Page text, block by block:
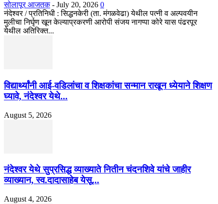
सोलापूर आजतक - July 20, 2026 0
नंदेश्वर / प्रतिनिधी : सिद्धनकेरी (ता. मंगळवेढा) येथील पत्नी व अल्पवयीन
मुलीचा निर्घृण खून केल्याप्रकरणी आरोपी संजय नागप्पा कोरे यास पंढरपूर
येथील अतिरिक्त...
विद्यार्थ्यांनी आई-वडिलांचा व शिक्षकांचा सन्मान राखून ध्येयाने शिक्षण
घ्यावे, नंदेश्वर येथे...
August 5, 2026
नंदेश्वर येथे सुप्रसिद्ध व्याख्याते नितीन चंदनशिवे यांचे जाहीर
व्याख्यान, स्व.दादासाहेब येसू...
August 4, 2026